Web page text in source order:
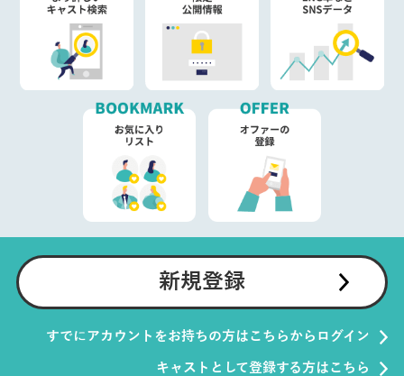
新規登録
すでにアカウントをお持ちの方はこちらからログイン
キャストとして登録する方はこちら